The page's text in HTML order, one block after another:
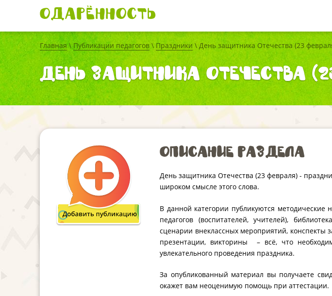
Одарённость
Главная\Публикации педагогов \ Праздники \ День защитника Отечества (23
День защитника Отечества
Описание раздела
День защитника Отечества (23 февраля) -
широком смысле этого слова.
В данной категории публикуются методические
педагогов (воспитателей, учителей),
сценарии внеклассных мероприятий, конспекты
презентации, викторины – всё, что
увлекательного проведения праздника.
За опубликованный материал вы получаете
окажет вам неоценимую помощь при аттестации.